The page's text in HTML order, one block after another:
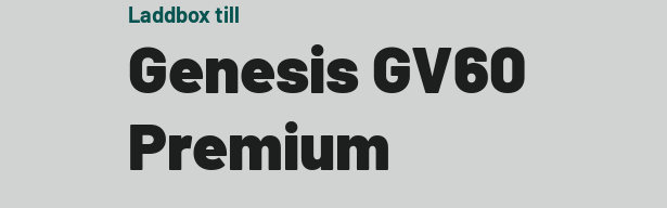
Laddbox till
Genesis GV60
Premium